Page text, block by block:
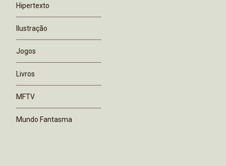
Hipertexto
Ilustração
Jogos
Livros
MFTV
Mundo Fantasma